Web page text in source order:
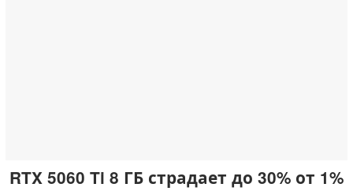
RTX 5060 Ti 8 ГБ страдает до 30% от 1%